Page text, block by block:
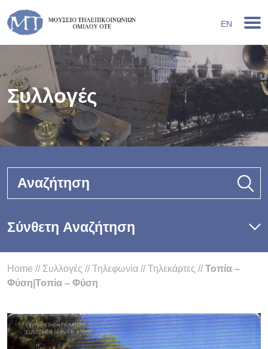
EN
Συλλογές
Αναζήτηση
Σύνθετη Αναζήτηση
Home // Συλλογές //Τηλεφωνία //Τηλεκάρτες //Τοπία –
Φύση|Τοπία – Φύση